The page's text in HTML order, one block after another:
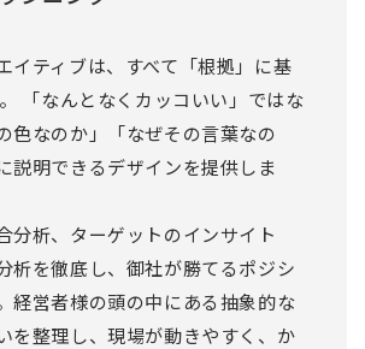
イティブは、すべて「根拠」に基
「なんとなくカッコいい」ではな
色なのか」「なぜその言葉なの
説明できるデザインを提供しま
分析、ターゲットのインサイト
析を徹底し、御社が勝てるポジシ
経営者様の頭の中にある抽象的な
を整理し、現場が動きやすく、か